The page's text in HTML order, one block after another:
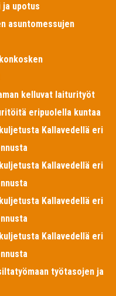
upotus
asuntomessujen
kelluvat laiturityöt
eripuolella kuntaa
Kallavedellä eri
Kallavedellä eri
Kallavedellä eri
Kallavedellä eri
työtasojen ja